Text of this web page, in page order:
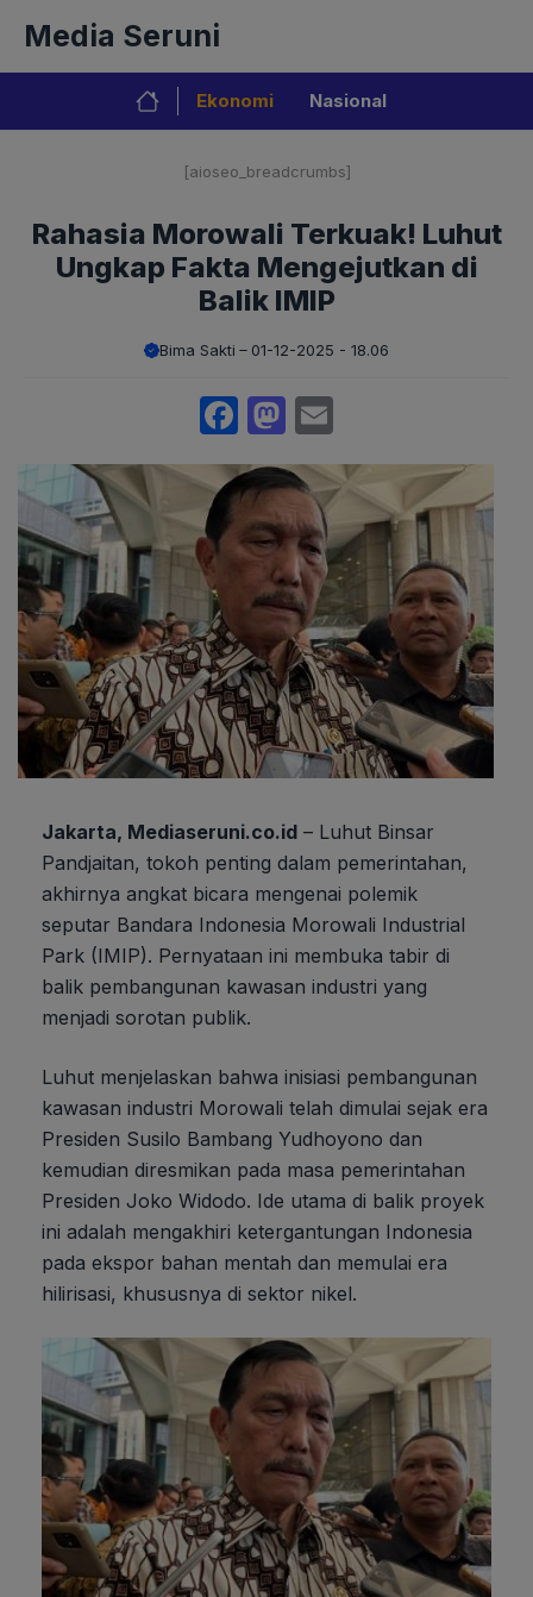
isi
Media Seruni
Ekonomi Nasional
[aioseo_breadcrumbs]
Rahasia Morowali Terkuak! Luhut
Ungkap Fakta Mengejutkan di
Balik IMIP
Bima Sakti 01-12-2025 - 18.06
Facebook
Mastodon
Jakarta, Mediaseruni.co.id – Luhut Binsar
Pandjaitan, tokoh penting dalam pemerintahan,
akhirnya angkat bicara mengenai polemik
seputar Bandara Indonesia Morowali Industrial
Park (IMIP). Pernyataan ini membuka tabir di
balik pembangunan kawasan industri yang
menjadi sorotan publik.
Luhut menjelaskan bahwa inisiasi pembangunan
kawasan industri Morowali telah dimulai sejak era
Presiden Susilo Bambang Yudhoyono dan
kemudian diresmikan pada masa pemerintahan
Presiden Joko Widodo. Ide utama di balik proyek
ini adalah mengakhiri ketergantungan Indonesia
pada ekspor bahan mentah dan memulai era
hilirisasi, khususnya di sektor nikel.